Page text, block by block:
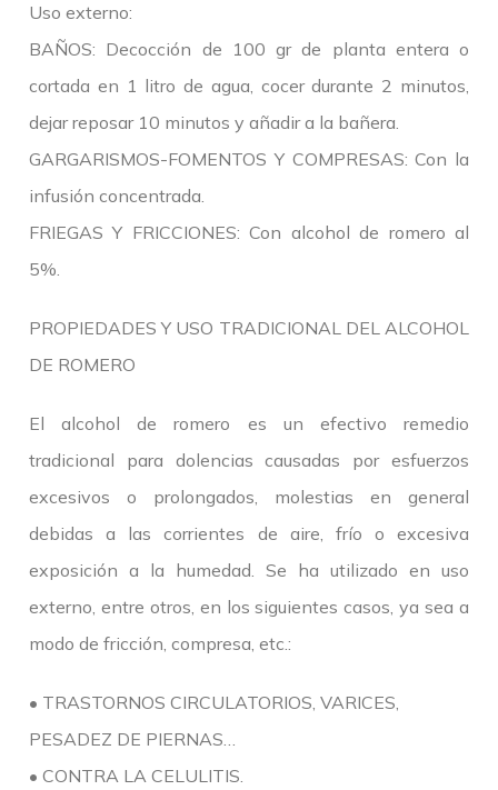
Uso externo:
BAÑOS: Decocción de 100 gr de planta entera o
cortada en 1 litro de agua, cocer durante 2 minutos,
dejar reposar 10 minutos y añadir a la bañera.
GARGARISMOS-FOMENTOS Y COMPRESAS: Con la
infusión concentrada.
FRIEGAS Y FRICCIONES: Con alcohol de romero al
5%.
PROPIEDADES Y USO TRADICIONAL DEL ALCOHOL
DE ROMERO
El alcohol de romero es un efectivo remedio
tradicional para dolencias causadas por esfuerzos
excesivos o prolongados, molestias en general
debidas a las corrientes de aire, frío o excesiva
exposición a la humedad. Se ha utilizado en uso
externo, entre otros, en los siguientes casos, ya sea a
modo de fricción, compresa, etc.:
• TRASTORNOS CIRCULATORIOS, VARICES,
PESADEZ DE PIERNAS…
• CONTRA LA CELULITIS.